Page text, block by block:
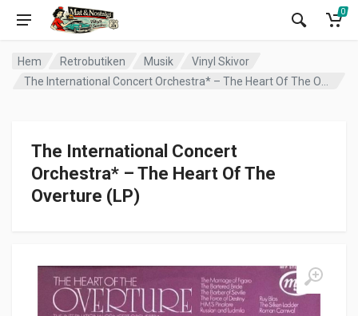
0
Hem Retrobutiken Musik
Vinyl Skivor
The International Concert
Orchestra* – The Heart Of The
Overture (LP)